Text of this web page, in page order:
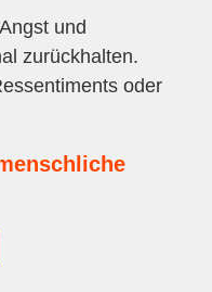
und
zurückhalten.
oder